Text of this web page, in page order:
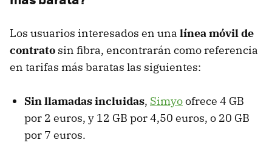
Los usuarios interesados en una línea móvil de
contrato sin fibra, encontrarán como referencia
en tarifas más baratas las siguientes:
Sin llamadas incluidas, Simyoofrece 4 GB
por 2 euros, y 12 GB por 4,50 euros, o 20 GB
por 7 euros.